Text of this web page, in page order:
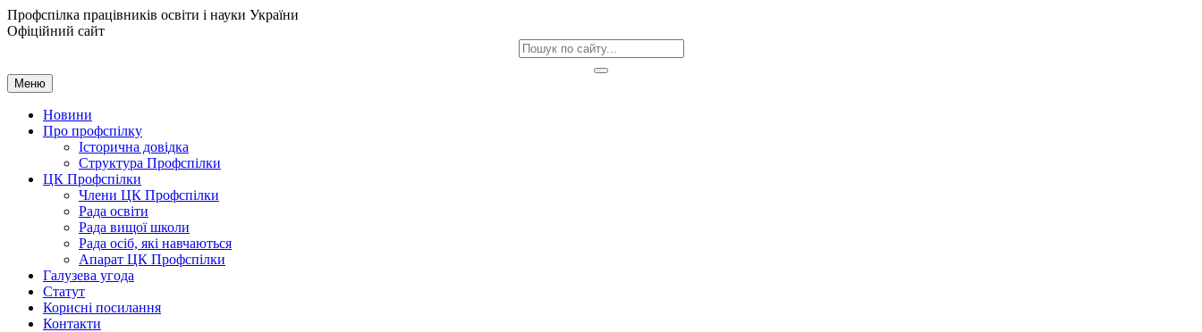
Профспілка працівників освіти і науки України
Офіційний сайт
Меню
Новини
Про профспілку
Історична довідка
Структура Профспілки
ЦК Профспілки
Члени ЦК Профспілки
Рада освіти
Рада вищої школи
Рада осіб, які навчаються
Апарат ЦК Профспілки
Галузева угода
Статут
Корисні посилання
Контакти